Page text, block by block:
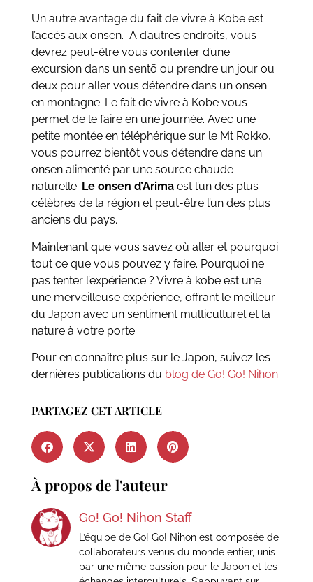
Un autre avantage du fait de vivre à Kobe est
l’accès aux onsen. A d’autres endroits, vous
devrez peut-être vous contenter d’une
excursion dans un sentō ou prendre un jour ou
deux pour aller vous détendre dans un onsen
en montagne. Le fait de vivre à Kobe vous
permet de le faire en une journée. Avec une
petite montée en téléphérique sur le Mt Rokko,
vous pourrez bientôt vous détendre dans un
onsen alimenté par une source chaude
naturelle. Le onsen d’Arimaest l’un des plus
célèbres de la région et peut-être l’un des plus
anciens du pays.
Maintenant que vous savez où aller et pourquoi
tout ce que vous pouvez y faire. Pourquoi ne
pas tenter l’expérience ? Vivre à kobe est une
une merveilleuse expérience, offrant le meilleur
du Japon avec un sentiment multiculturel et la
nature à votre porte.
Pour en connaître plus sur le Japon, suivez les
dernières publications du blog de Go! Go! Nihon.
PARTAGEZ CET ARTICLE
À propos de l'auteur
Go! Go! Nihon Staff
L’équipe de Go! Go! Nihon est composée de
collaborateurs venus du monde entier, unis
par une même passion pour le Japon et les